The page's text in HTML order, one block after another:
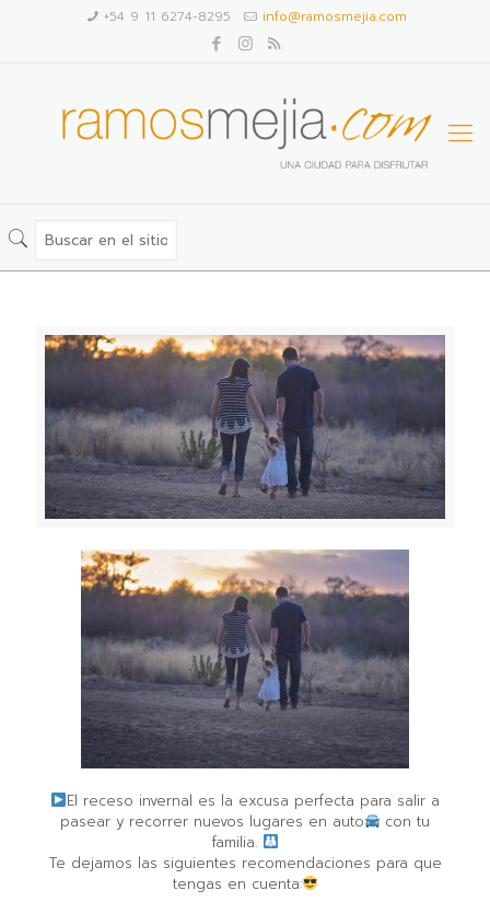
+54 9 11 6274-8295 info@ramosmejia.com
El receso invernal es la excusa perfecta para salir a
pasear y recorrer nuevos lugares en auto
con tu
familia. ⁣
Te dejamos las siguientes recomendaciones para que
tengas en cuenta:⁣